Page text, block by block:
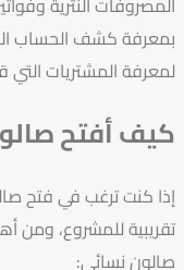
بمعرفة كشف الحساب
لمعرفة المشتريات التي
كيف أفتح
إذا كنت ترغب في فتح
تقريبية للمشروع، ومن
صالون نسائي: